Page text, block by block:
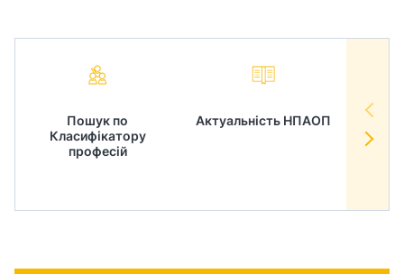
Пошук по
Класифікатору
професій
Актуальність НПАОП